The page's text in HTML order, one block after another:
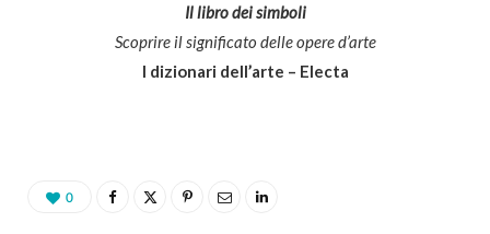
Il libro dei simboli
Scoprire il significato delle opere d’arte
I dizionari dell’arte – Electa
0